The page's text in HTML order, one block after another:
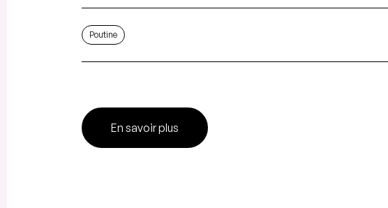
Poutine
En savoir plus